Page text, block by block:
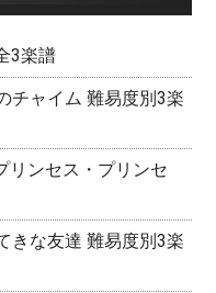
3楽譜
チャイム 難易度別3楽
リンセス・プリンセ
きな友達 難易度別3楽